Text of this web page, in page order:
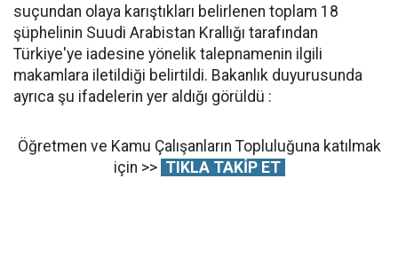
suçundan olaya karıştıkları belirlenen toplam 18
şüphelinin Suudi Arabistan Krallığı tarafından
Türkiye'ye iadesine yönelik talepnamenin ilgili
makamlara iletildiği belirtildi. Bakanlık duyurusunda
ayrıca şu ifadelerin yer aldığı görüldü :
Öğretmen ve Kamu Çalışanların Topluluğuna katılmak
için >> TIKLA TAKİP ET